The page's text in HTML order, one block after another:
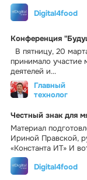
Digital4food
Конференция
В пятницу, 20
принимало участие
деятелей и...
Главный
технолог
Честный знак для
Материал
Ириной Правской,
«Константа ИТ» И
Digital4food